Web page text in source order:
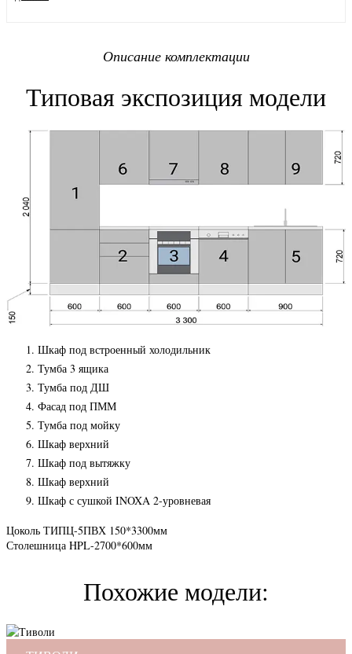
Описание комплектации
Типовая экспозиция модели
Шкаф под встроенный холодильник
Тумба 3 ящика
Тумба под ДШ
Фасад под ПММ
Тумба под мойку
Шкаф верхний
Шкаф под вытяжку
Шкаф верхний
Шкаф с сушкой INOXA 2-уровневая
Цоколь ТИПЦ-5ПВХ 150*3300мм
Столешница HPL-2700*600мм
Похожие модели: